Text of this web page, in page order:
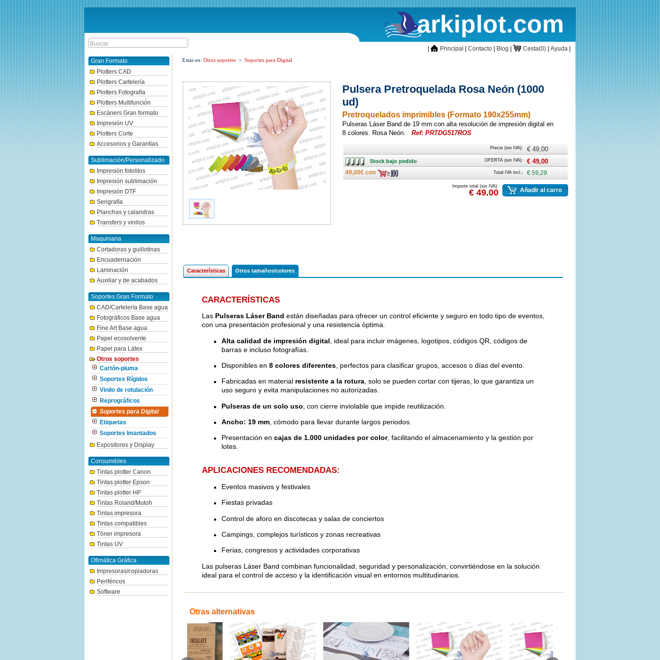
arkiplot.com
inicioPrincipal Contacto Blog CestaCesta(0) Ayuda
Gran Formato
Plotters CAD
Plotters Cartelería
Plotters Fotografía
Plotters Multifunción
Escáners Gran formato
Impresión UV
Plotters Corte
Accesorios y Garantías
Sublimación/Personalizado
Impresión fotolitos
Impresión sublimación
Impresión DTF
Serigrafía
Planchas y calandras
Transfers y vinilos
Maquinaria
Cortadoras y guillotinas
Encuadernación
Laminación
Auxiliar y de acabados
Soportes Gran Formato
CAD/Cartelería Base agua
Fotográficos Base agua
Fine Art Base agua
Papel ecosolvente
Papel para Látex
Otros soportes
Cartón-pluma
Soportes Rígidos
Vinilo de rotulación
Reprográficos
Soportes para Digital
Etiquetas
Soportes Imantados
Expositores y Display
Consumibles
Tintas plotter Canon
Tintas plotter Epson
Tintas plotter HP
Tintas Roland/Mutoh
Tintas impresora
Tintas compatibles
Tóner impresora
Tintas UV
Ofimática Gráfica
Impresoras/copiadoras
Periféricos
Software
Estas en: Otros soportes > Soportes para Digital
Pulsera Pretroquelada Rosa Neón (1000
ud)
Pretroquelados imprimibles (Formato 190x255mm)
Pulseras Láser Band de 19 mm con alta resolución de impresión digital en
8 colores. Rosa Neón.
Ref: PRTDG517ROS
Precio (sin IVA): € 49,00
Stock
bajo
pedido
Stock bajo pedido OFERTA (sin IVA): € 49,00
49,00€ con Total IVA incl.: € 59,29
Importe total (sin IVA):
€ 49,00 Añadir al carro
Características Otros tamaños/colores
CARACTERÍSTICAS
Las Pulseras Láser Band están diseñadas para ofrecer un control eficiente y seguro en todo tipo de eventos,
con una presentación profesional y una resistencia óptima.
Alta calidad de impresión digital , ideal para incluir imágenes, logotipos, códigos QR, códigos de
barras e incluso fotografías.
Disponibles en 8 colores diferentes, perfectos para clasificar grupos, accesos o días del evento.
Fabricadas en material resistente a la rotura, solo se pueden cortar con tijeras, lo que garantiza un
uso seguro y evita manipulaciones no autorizadas.
Pulseras de un solo uso , con cierre inviolable que impide reutilización.
Ancho: 19 mm, cómodo para llevar durante largos periodos.
Presentación en cajas de 1.000 unidades por color, facilitando el almacenamiento y la gestión por
lotes.
APLICACIONES RECOMENDADAS:
Eventos masivos y festivales
Fiestas privadas
Control de aforo en discotecas y salas de conciertos
Campings, complejos turísticos y zonas recreativas
Ferias, congresos y actividades corporativas
Las pulseras Láser Band combinan funcionalidad, seguridad y personalización, convirtiéndose en la solución
ideal para el control de acceso y la identificación visual en entornos multitudinarios.
Otras alternativas